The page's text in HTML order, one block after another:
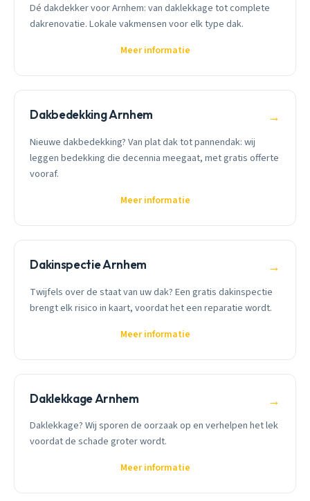
Dé dakdekker voor Arnhem: van daklekkage tot complete
dakrenovatie. Lokale vakmensen voor elk type dak.
Meer informatie
Dakbedekking Arnhem →
Nieuwe dakbedekking? Van plat dak tot pannendak: wij
leggen bedekking die decennia meegaat, met gratis offerte
vooraf.
Meer informatie
Dakinspectie Arnhem →
Twijfels over de staat van uw dak? Een gratis dakinspectie
brengt elk risico in kaart, voordat het een reparatie wordt.
Meer informatie
Daklekkage Arnhem →
Daklekkage? Wij sporen de oorzaak op en verhelpen het lek
voordat de schade groter wordt.
Meer informatie